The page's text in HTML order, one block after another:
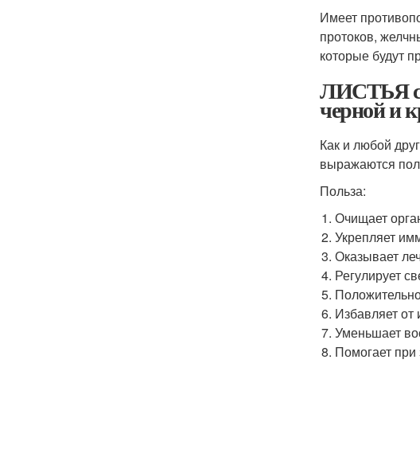
Имеет
протоков,
которые будут
ЛИСТЬЯ
черной и
Как и любой
выражаются
Польза:
Очищает
Укрепляет
Оказывает
Регулирует
Избавляет от
Уменьшает
Помогает при